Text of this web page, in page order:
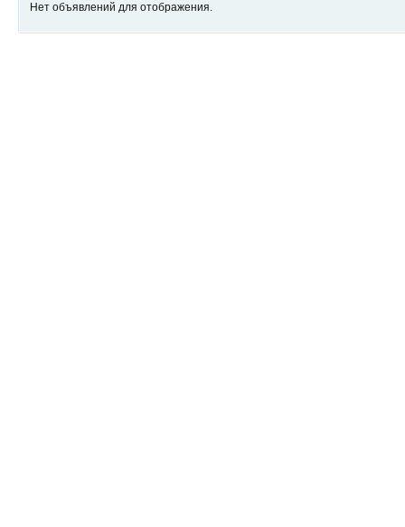
Нет объявлений для отображения.